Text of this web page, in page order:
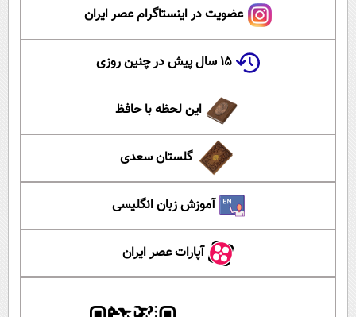
عضویت در اینستاگرام عصر ایران
۱۵ سال پیش در چنین روزی
این لحظه با حافظ
گلستان سعدی
آموزش زبان انگلیسی
آپارات عصر ایران